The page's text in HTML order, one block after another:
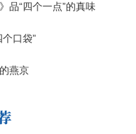
品“四个一点”的真味
个口袋”
燕京